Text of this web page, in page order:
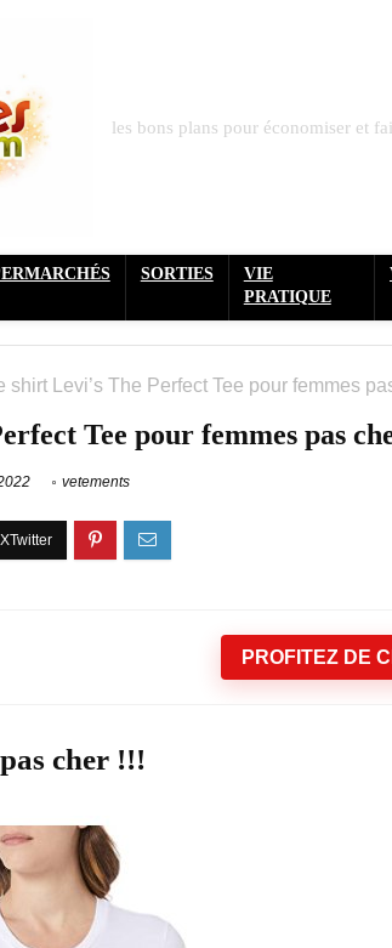
les bons plans pour économiser et
SORTIES
VIE
PRATIQUE
shirt Levi’s The Perfect Tee pour femmes
Tee pour femmes pas
vetements
PROFITEZ DE
cher !!!